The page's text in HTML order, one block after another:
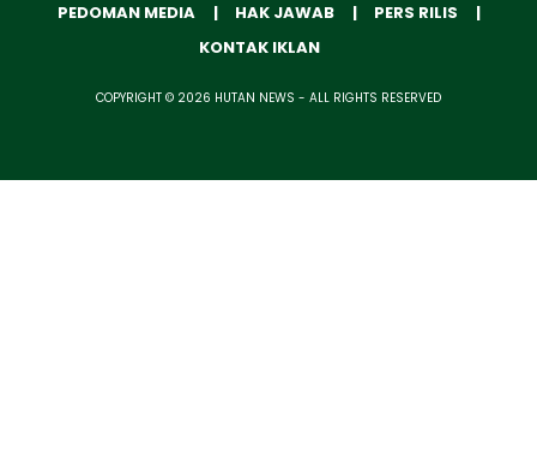
PEDOMAN MEDIA
HAK JAWAB
PERS RILIS
KONTAK IKLAN
COPYRIGHT © 2026 HUTAN NEWS - ALL RIGHTS RESERVED